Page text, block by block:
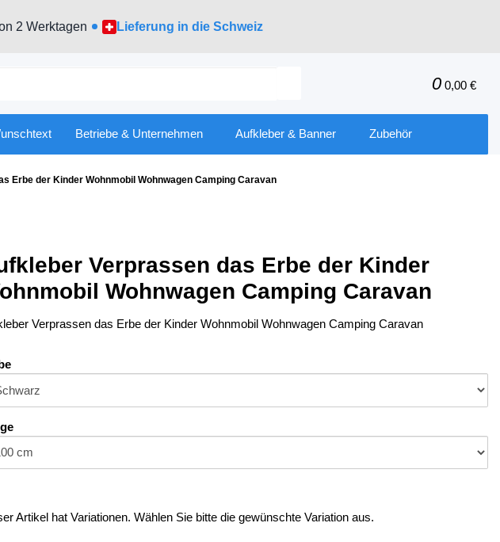
2 Werktagen Lieferung in die Schweiz
0 0,00 €
Betriebe & Unternehmen Aufkleber & Banner Zubehör
Erbe der Kinder Wohnmobil Wohnwagen Camping Caravan
Verprassen das Erbe der Kinder
Wohnwagen Camping Caravan
Verprassen das Erbe der Kinder Wohnmobil Wohnwagen Camping Caravan
Artikel hat Variationen. Wählen Sie bitte die gewünschte Variation aus.